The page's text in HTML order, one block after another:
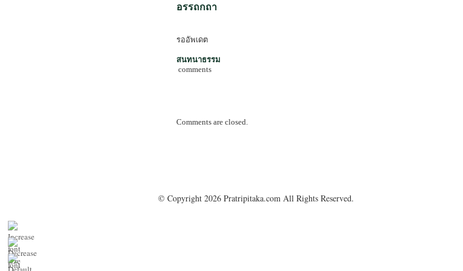
อรรถกถา
รออัพเดต
สนทนาธรรม
comments
Comments are closed.
© Copyright 2026 Pratripitaka.com All Rights Reserved.